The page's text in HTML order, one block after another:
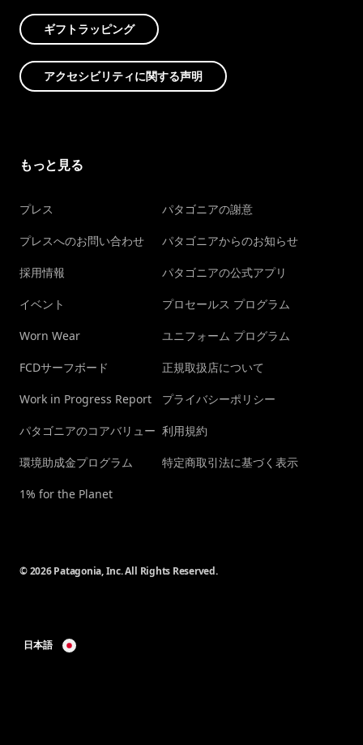
ギフトラッピング
アクセシビリティに関する声明
もっと見る
プレス
プレスへのお問い合わせ
採用情報
イベント
Worn Wear
FCDサーフボード
Work in Progress Report
パタゴニアのコアバリュー
環境助成金プログラム
1% for the Planet
パタゴニアの謝意
パタゴニアからのお知らせ
パタゴニアの公式アプリ
プロセールス プログラム
ユニフォーム プログラム
正規取扱店について
プライバシーポリシー
利用規約
特定商取引法に基づく表示
© 2026 Patagonia, Inc. All Rights Reserved.
日本語